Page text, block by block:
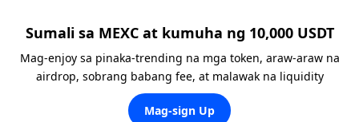
Sumali sa MEXC at kumuha ng 10,000 USDT
Mag-enjoy sa pinaka-trending na mga token, araw-araw na
airdrop, sobrang babang fee, at malawak na liquidity
Mag-sign Up